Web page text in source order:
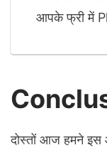
आपके फ्री में
दोस्तों आज हमने इस